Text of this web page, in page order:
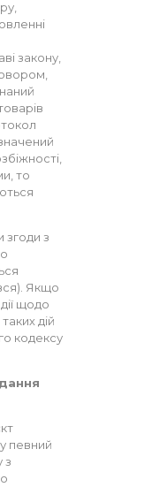
закону,
то
згоди з
Якщо
щодо
дій
кодексу
певний
з